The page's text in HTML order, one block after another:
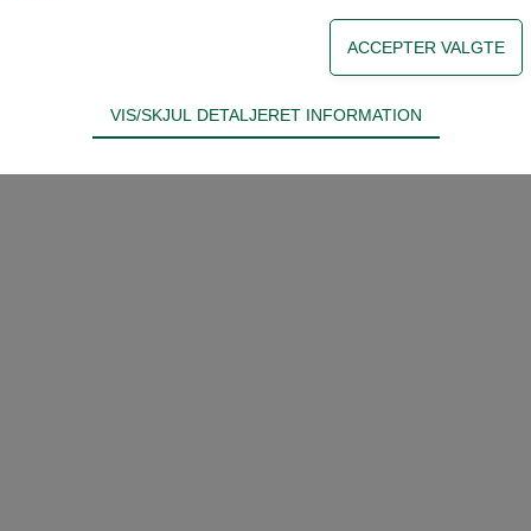
for hjemmesidens grundlæggende funktioner som fx
om antal besøg og hvordan hjemmesiden bruges.
VIS/SKJUL DETALJERET INFORMATION